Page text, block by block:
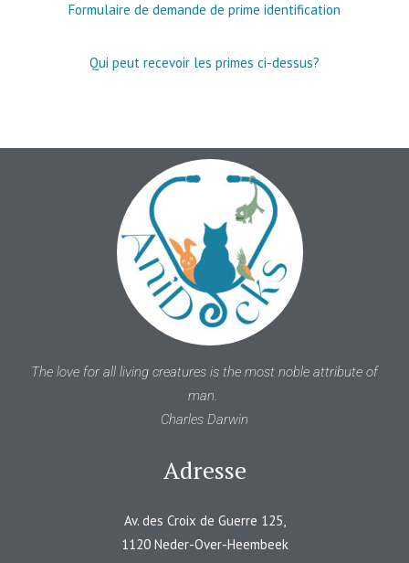
Formulaire de demande de prime identification
Qui peut recevoir les primes ci-dessus?
The love for all living creatures is the most noble attribute of
man.
Charles Darwin
Adresse
Av. des Croix de Guerre 125,
1120 Neder-Over-Heembeek